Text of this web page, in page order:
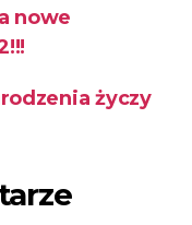
nowe
życzy